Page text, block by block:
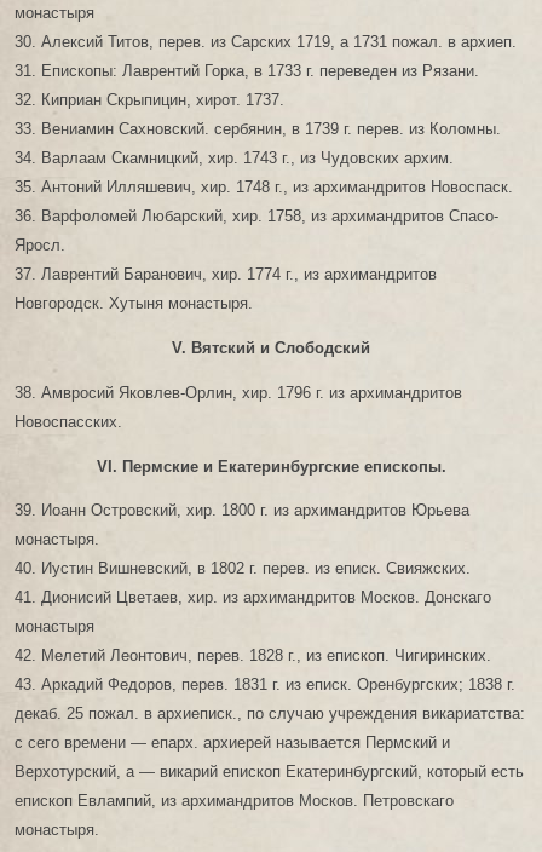
монастыря
30. Алексий Титов, перев. из Сарских 1719, а 1731 пожал. в архиеп.
31. Епископы: Лаврентий Горка, в 1733 г. переведен из Рязани.
32. Киприан Скрыпицин, хирот. 1737.
33. Вениамин Сахновский. сербянин, в 1739 г. перев. из Коломны.
34. Варлаам Скамницкий, хир. 1743 г., из Чудовских архим.
35. Антоний Илляшевич, хир. 1748 г., из архимандритов Новоспаск.
36. Варфоломей Любарский, хир. 1758, из архимандритов Спасо-
Яросл.
37. Лаврентий Баранович, хир. 1774 г., из архимандритов
Новгородск. Хутыня монастыря.
V. Вятский и Слободский
38. Амвросий Яковлев-Орлин, хир. 1796 г. из архимандритов
Новоспасских.
VІ. Пермские и Екатеринбургские епископы.
39. Иоанн Островский, хир. 1800 г. из архимандритов Юрьева
монастыря.
40. Иустин Вишневский, в 1802 г. перев. из еписк. Свияжских.
41. Дионисий Цветаев, хир. из архимандритов Москов. Донскаго
монастыря
42. Мелетий Леонтович, перев. 1828 г., из епископ. Чигиринских.
43. Аркадий Федоров, перев. 1831 г. из еписк. Оренбургских; 1838 г.
декаб. 25 пожал. в архиеписк., по случаю учреждения викариатства:
с сего времени — епарх. архиерей называется Пермский и
Верхотурский, а — викарий епископ Екатеринбургский, который есть
епископ Евлампий, из архимандритов Москов. Петровскаго
монастыря.